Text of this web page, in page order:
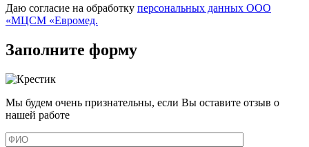
Даю согласие на обработку персональных данных ООО
«МЦСМ «Евромед.
Заполните форму
Мы будем очень признательны, если Вы оставите отзыв о
нашей работе